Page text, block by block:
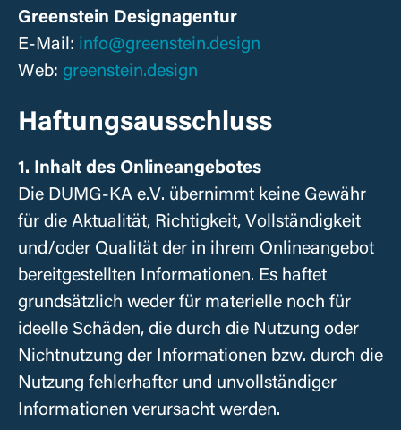
Greenstein Designagentur
E-Mail: info@greenstein.design
Web: greenstein.design
Haftungsausschluss
1. Inhalt des Onlineangebotes
Die DUMG-KA e.V. übernimmt keine Gewähr
für die Aktualität, Richtigkeit, Vollständigkeit
und/oder Qualität der in ihrem Onlineangebot
bereitgestellten Informationen. Es haftet
grundsätzlich weder für materielle noch für
ideelle Schäden, die durch die Nutzung oder
Nichtnutzung der Informationen bzw. durch die
Nutzung fehlerhafter und unvollständiger
Informationen verursacht werden.